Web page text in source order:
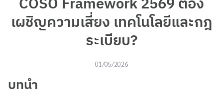
เผชิญความเสี่ยง เทคโนโลยีและกฎ
ระเบียบ?
01/05/2026
บทนำ